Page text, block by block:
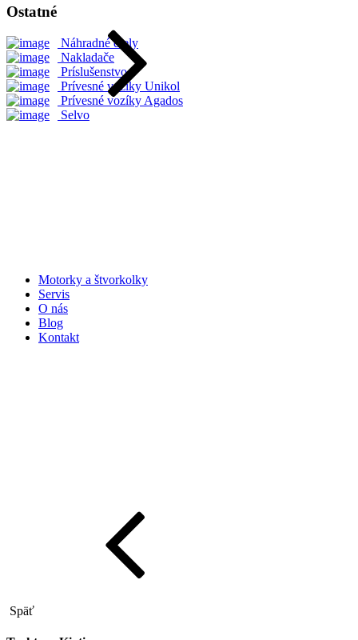
Ostatné
Náhradné diely
Nakladače
Príslušenstvo
Prívesné vozíky Unikol
Prívesné vozíky Agados
Selvo
Motorky a štvorkolky
Servis
O nás
Blog
Kontakt
Späť